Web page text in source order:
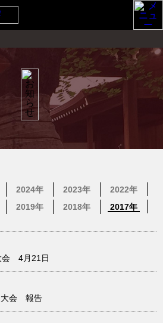
2024年 2023年
2022年
2019年 2018年 2017年
会 4月21日
大会 報告